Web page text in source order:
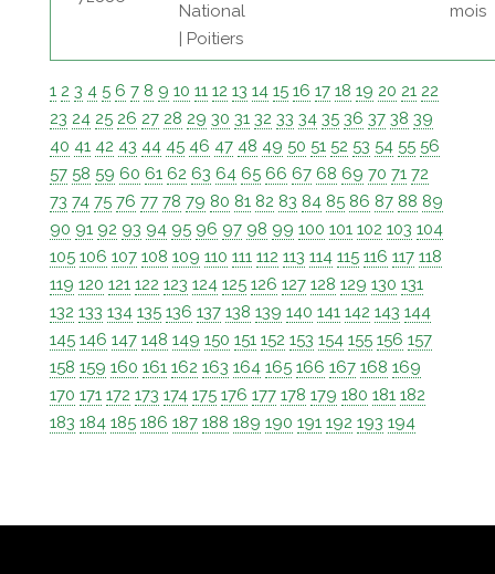
National
| Poitiers
mois
1 2 3 4 5 6 7 8 9 10 11 12 13 14 15 16 17 18 19 20 21 22
23 24 25 26 27 28 29 30 31 32 33 34 35 36 37 38 39
40 41 42 43 44 45 46 47 48 49 50 51 52 53 54 55 56
57 58 59 60 61 62 63 64 65 66 67 68 69 70 71 72
73 74 75 76 77 78 79 80 81 82 83 84 85 86 87 88 89
90 91 92 93 94 95 96 97 98 99 100 101 102 103 104
105 106 107 108 109 110 111 112 113 114 115 116 117 118
119 120 121 122 123 124 125 126 127 128 129 130 131
132 133 134 135 136 137 138 139 140 141 142 143 144
145 146 147 148 149 150 151 152 153 154 155 156 157
158 159 160 161 162 163 164 165 166 167 168 169
170 171 172 173 174 175 176 177 178 179 180 181 182
183 184 185 186 187 188 189 190 191 192 193 194